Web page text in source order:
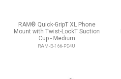
RAM® Quick-GripT XL Phone
Mount with Twist-LockT Suction
Cup - Medium
RAM-B-166-PD4U